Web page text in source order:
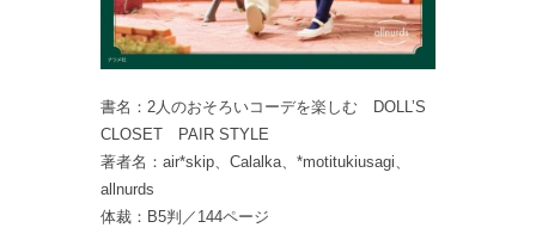
書名：2人のおそろいコーデを楽しむ DOLL’S
CLOSET PAIR STYLE
著者名：air*skip、Calalka、*motitukiusagi、
allnurds
体裁：B5判／144ページ